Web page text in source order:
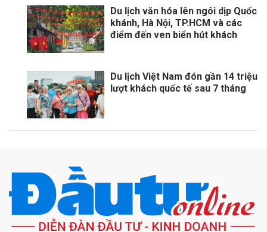
Du lịch văn hóa lên ngôi dịp Quốc
khánh, Hà Nội, TP.HCM và các
điểm đến ven biển hút khách
Du lịch Việt Nam đón gần 14 triệu
lượt khách quốc tế sau 7 tháng